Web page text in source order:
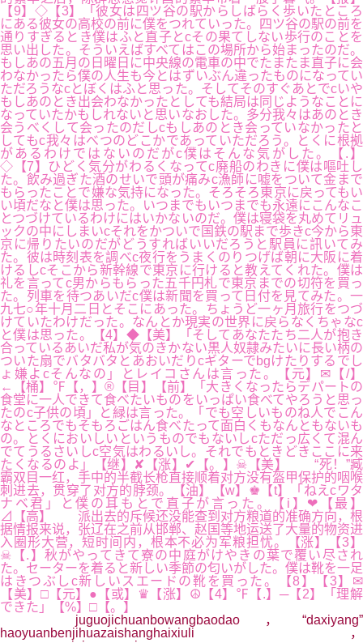
【9】◇【3】「彼女は四ツ谷の駅からしばらく歩いたところ
にある彼女の高校の前に僕をつれていった。四ツ谷の駅の前を
通りすぎるとき僕はふと直子とcその果てしない歩行のことを
思い出した。そういえばすべてはこの場所から始まったのだ。
もしあの五月の日曜日に中央線の電車の中でたまたま直子に会
わなかったら僕の人生も今とはずいぶん違ったものになってい
ただろうなcとぼくはふと思った。そしてそのすぐあとでcいや
もしあのとき出会わなかったとしても結局は同じようなことに
なっていたかもしれないと思いなおした。多分我々はあのとき
会うべくして会ったのだしcもしあのとき会っていなかったと
してもc我々はべつのどこかであっていただろう。とくに根拠
があるわけではないのだがc僕はそんな気がした。【.】
◇【7】ひどく気分がわるくなってc廃船のわきに僕は嘔吐し
た。飲み過ぎた酒のせいで頭が痛みc漁師に嘘をついて金まで
もらったことで嫌な気持になった。そろそろ東京に戻ってもい
い頃だなと僕は思った。いつまでもいつまでも永遠にこんなこ
とつづけているわけにはいかないのだ。僕は寝袋を丸めてリュ
ックの中にしまいcそれをかついで国鉄の駅まで歩きc今から東
京に帰りたいのだがどうすればいいだろうと駅員に訊いてみ
た。彼は時刻表を調べc夜行をうまくのりつげば朝に大阪に着
けるしcそこから新幹線で東京に行けると教えてくれた。僕は
礼を言ってc男からもらった五千円札で東京までの切符を買っ
た。列車を待つあいだc僕は新聞を買って日付を見てみた。一
九七○年十月二日とそこにあった。ちょうど一ヶ月旅行をつづ
けていたわけだった。なんとか現実の世界に戻らなくちゃなc
と僕は思った。【4】◆【美】「そしてあなたたち二人が抱き
合っているあいだ私が気のきかない黒人奴隷みたいに長い柄の
ついた扇でバタバタとあおいだりcギターでbgけたりするでし
ょ嫌よcそんなの」とレイコさんは言った。【元】✉【/】
←【桶】℉【，】®【目】【前】「大きくなったらデパートの
食堂に一人できて食べたいものをいっぱい食べてやろうと思っ
たのc子供の頃」と緑は言った。「でも空しいものね人でこん
なところでもそもろごはん食べたって面白くもなんともないも
の。とくにおいしいというものでもないしcただっ広くて混ん
でてうるさいしc空気はわるいし。それでもときどきここに来
たくなるのよ」【继】✘【涨】✔【。】☠【美】 “死！”臧
霸双目一红，手中的半截长枪直接顺着对方没有盔甲保护的咽喉
刺进去，贯穿了对方的脖颈。【油】【w】♚【t】「ねえcワタ
ナベ君」と僕の耳もとで直子が言った。【i】❤【最】
⊿【高】 派出去的斥候还没能查到对方粮道的准确方向，根
据情报来说，张辽在之前从邯郸、赵国等地运送了大量的物资进
入圈形大营，短时间内，根本不必为军粮担忧。【涨】【3】
☠【.】秋がやってきて寮の中庭がけやきの葉で覆い尽され
た。セーターを着ると新しい季節の匂いがした。僕は靴を一足
はきつぶしc新しいスエードの靴を買った。【8】【3】✉
【美】□【元】●【或】♛【涨】☮【4】℉【.】─【2】「理解
できた」【%】□【。】
juguojichuanbowangbaodao，“daxiyang”
haoyuanbenjihuazaishanghaixiuli，